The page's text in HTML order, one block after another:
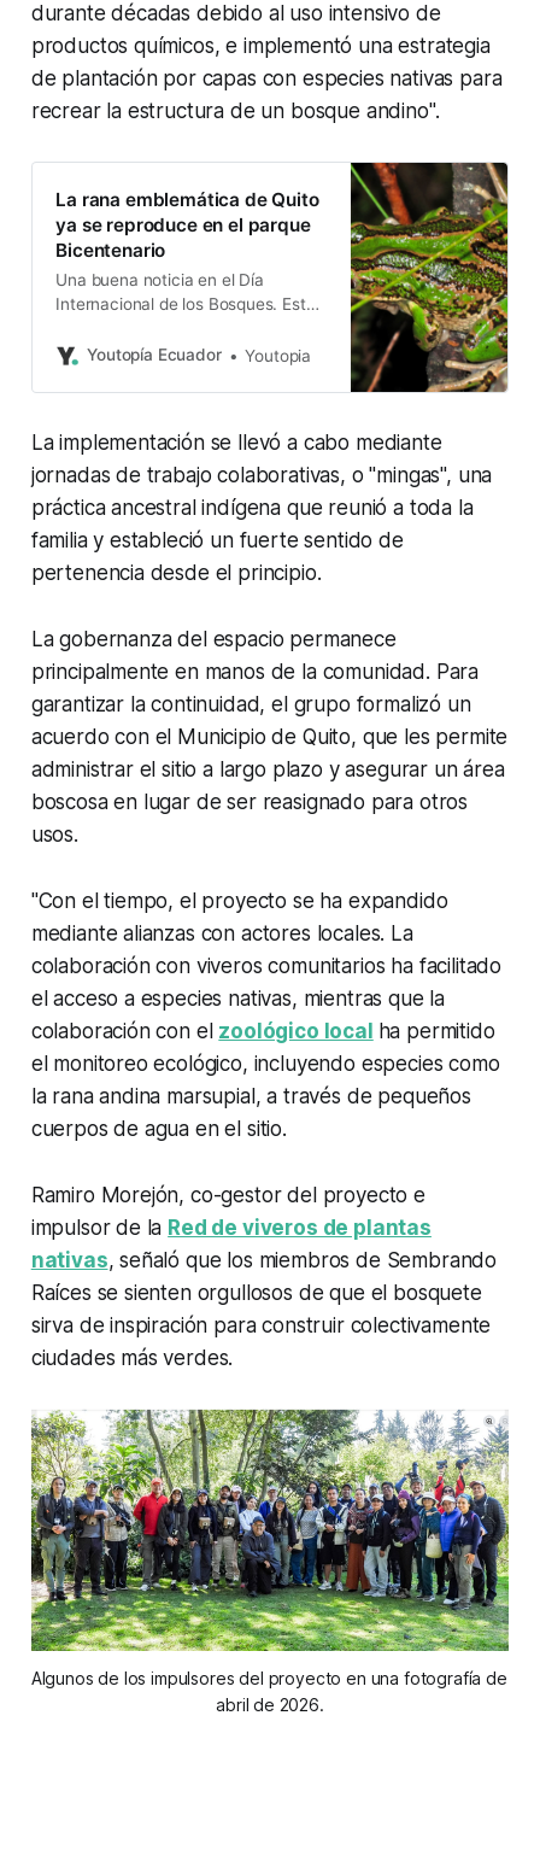
durante décadas debido al uso intensivo de
productos químicos, e implementó una estrategia
de plantación por capas con especies nativas para
recrear la estructura de un bosque andino".
La rana emblemática de Quito
ya se reproduce en el parque
Bicentenario
Una buena noticia en el Día
Internacional de los Bosques. Estos
cambio climático y resolver los
Youtopía Ecuador Youtopia
La implementación se llevó a cabo mediante
jornadas de trabajo colaborativas, o "mingas", una
práctica ancestral indígena que reunió a toda la
familia y estableció un fuerte sentido de
pertenencia desde el principio.
La gobernanza del espacio permanece
principalmente en manos de la comunidad. Para
garantizar la continuidad, el grupo formalizó un
acuerdo con el Municipio de Quito, que les permite
administrar el sitio a largo plazo y asegurar un área
boscosa en lugar de ser reasignado para otros
usos.
"Con el tiempo, el proyecto se ha expandido
mediante alianzas con actores locales. La
colaboración con viveros comunitarios ha facilitado
el acceso a especies nativas, mientras que la
colaboración con el zoológico local
ha permitido
el monitoreo ecológico, incluyendo especies como
la rana andina marsupial, a través de pequeños
cuerpos de agua en el sitio.
Ramiro Morejón, co-gestor del proyecto e
impulsor de la Red de viveros de plantas
nativas, señaló que los miembros de Sembrando
Raíces se sienten orgullosos de que el bosquete
sirva de inspiración para construir colectivamente
ciudades más verdes.
Algunos de los impulsores del proyecto en una fotografía de
abril de 2026.